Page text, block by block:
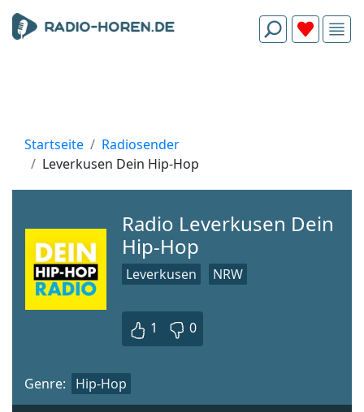
Startseite
Radiosender
Leverkusen Dein Hip-Hop
Radio Leverkusen Dein
Hip-Hop
Leverkusen NRW
1 0
Genre: Hip-Hop